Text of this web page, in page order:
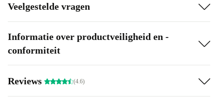
uitdaging – betrouwbaarder dan gebruikt, mét de
voordelen van refurbished.
Belangrijkste voordelen
Responsief boardgevoel, perfecte grip op rails
Veelgestelde vragen
Informatie over productveiligheid en -
conformiteit
Reviews (4.6)